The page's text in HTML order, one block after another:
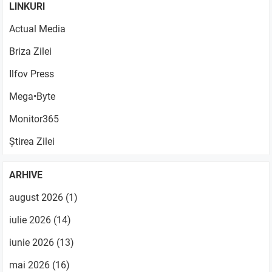
LINKURI
Actual Media
Briza Zilei
Ilfov Press
Mega•Byte
Monitor365
Știrea Zilei
ARHIVE
august 2026 (1)
iulie 2026 (14)
iunie 2026 (13)
mai 2026 (16)